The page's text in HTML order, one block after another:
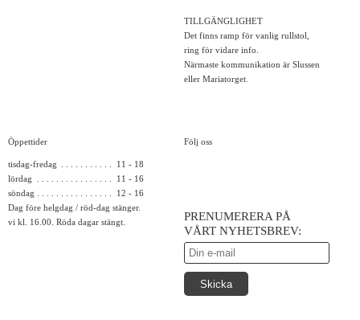
TILLGÄNGLIGHET
Det finns ramp för vanlig rullstol,
ring för vidare info.
Närmaste kommunikation är Slussen
eller Mariatorget.
Öppettider
tisdag-fredag
11 - 18
lördag
11 - 16
söndag
12 - 16
Dag före helgdag / röd-dag stänger
vi kl. 16.00. Röda dagar stängt.
Följ oss
PRENUMERERA PÅ
VÅRT NYHETSBREV: